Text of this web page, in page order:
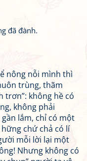
đã đành.
nông nỗi mình thì
trùng, thãm
trơn”: không hề có
không phải
lắm, chỉ có một
chứ chả có lí
mỗi lời lại một
Nhưng không có